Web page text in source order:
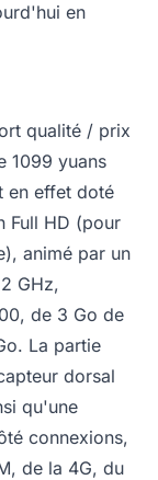
en
qualité / prix
1099 yuans
en effet doté
Full HD (pour
animé par un
GHz,
de 3 Go de
La partie
dorsal
qu'une
connexions,
de la 4G, du